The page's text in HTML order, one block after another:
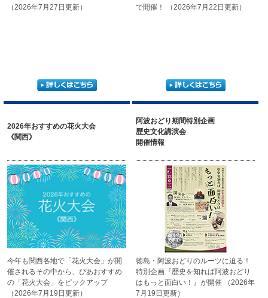
（2026年7月27日更新）
で開催！
（2026年7月22日更新）
2026年おすすめの花火大会
《関西》
今年も関西各地で「花火大会」が開
催されるその中から、ぴあおすすめ
の 「花火大会」をピックアップ
（2026年7月19日更新）
阿波おどり期間特別企画
歴史文化講演会
開催情報
徳島・阿波おどりのルーツに迫る！
特別企画『歴史を知れば阿波おどり
はもっと面白い！』が開催 （2026年
7月19日更新）